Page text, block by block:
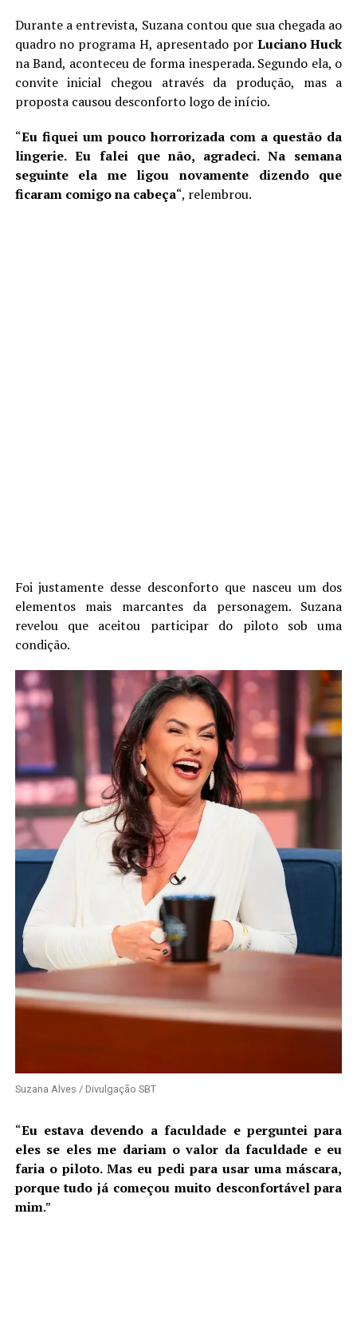
Durante a entrevista, Suzana contou que sua chegada ao
quadro no programa H, apresentado por Luciano Huck
na Band, aconteceu de forma inesperada. Segundo ela, o
convite inicial chegou através da produção, mas a
proposta causou desconforto logo de início.
“Eu fiquei um pouco horrorizada com a questão da
lingerie. Eu falei que não, agradeci. Na semana
seguinte ela me ligou novamente dizendo que
ficaram comigo na cabeça“, relembrou.
Foi justamente desse desconforto que nasceu um dos
elementos mais marcantes da personagem. Suzana
revelou que aceitou participar do piloto sob uma
condição.
Suzana Alves / Divulgação SBT
“Eu estava devendo a faculdade e perguntei para
eles se eles me dariam o valor da faculdade e eu
faria o piloto. Mas eu pedi para usar uma máscara,
porque tudo já começou muito desconfortável para
mim.”